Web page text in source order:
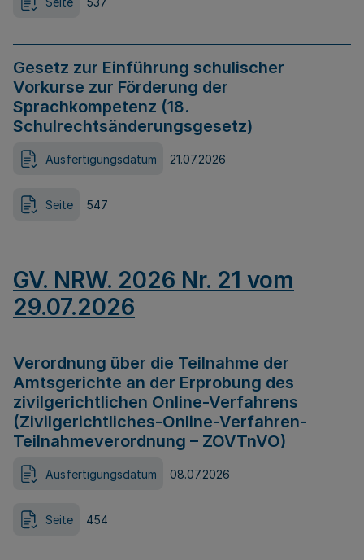
Gesetz zur Einführung schulischer
Vorkurse zur Förderung der
Sprachkompetenz (18.
Schulrechtsänderungsgesetz)
Ausfertigungsdatum 21.07.2026
Seite 547
GV. NRW. 2026 Nr. 21 vom
29.07.2026
Verordnung über die Teilnahme der
Amtsgerichte an der Erprobung des
zivilgerichtlichen Online-Verfahrens
(Zivilgerichtliches-Online-Verfahren-
Teilnahmeverordnung – ZOVTnVO)
Ausfertigungsdatum 08.07.2026
Seite 454